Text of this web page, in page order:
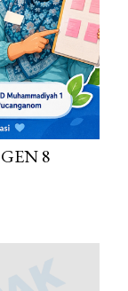
8